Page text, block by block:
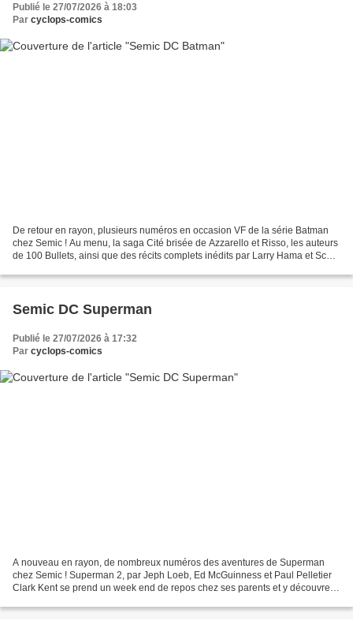
Publié le 27/07/2026 à 18:03
Par cyclops-comics
De retour en rayon, plusieurs numéros en occasion VF de la série Batman
chez Semic ! Au menu, la saga Cité brisée de Azzarello et Risso, les auteurs
de 100 Bullets, ainsi que des récits complets inédits par Larry Hama et Scott
Semic DC Superman
Publié le 27/07/2026 à 17:32
Par cyclops-comics
A nouveau en rayon, de nombreux numéros des aventures de Superman
chez Semic ! Superman 2, par Jeph Loeb, Ed McGuinness et Paul Pelletier
Clark Kent se prend un week end de repos chez ses parents et y découvre